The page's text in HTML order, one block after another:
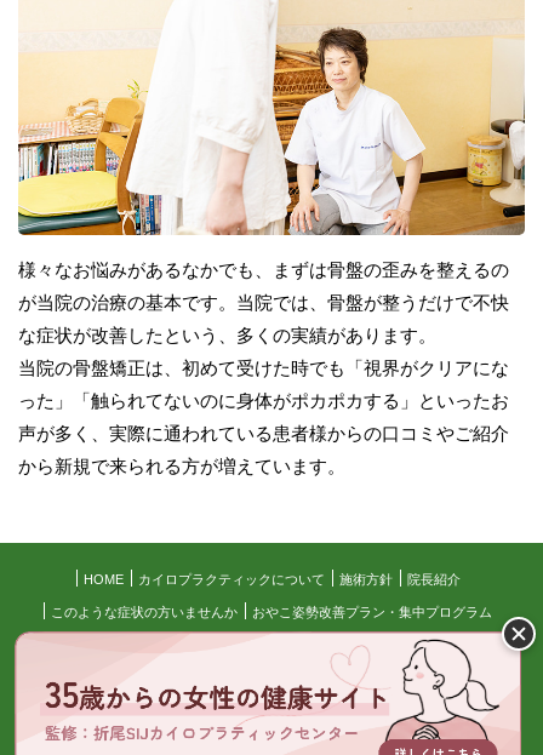
様々なお悩みがあるなかでも、まずは骨盤の歪みを整えるの
が当院の治療の基本です。当院では、骨盤が整うだけで不快
な症状が改善したという、多くの実績があります。
当院の骨盤矯正は、初めて受けた時でも「視界がクリアにな
った」「触られてないのに身体がポカポカする」といったお
声が多く、実際に通われている患者様からの口コミやご紹介
から新規で来られる方が増えています。
HOME カイロプラクティックについて 施術方針 院長紹介
このような症状の方いませんか おやこ姿勢改善プラン・集中プログラム
施術の流れ 料金について
お知らせ ブログ サイトマップ
© 折尾SIJカイロプラクティックセンター All Right Reserved.